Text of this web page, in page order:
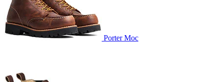
Porter Moc